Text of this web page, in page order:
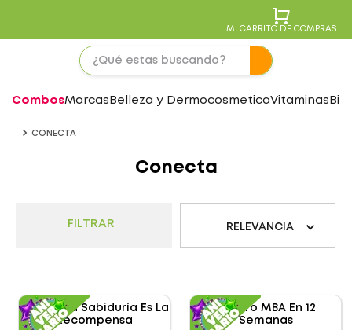
MI CARRITO DE COMPRAS
CombosMarcas Belleza y DermocosmeticaVitaminas
CONECTA
Conecta
FILTRAR RELEVANCIA